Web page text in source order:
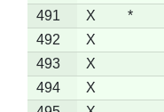
491
X *
492
X
493
X
494
X